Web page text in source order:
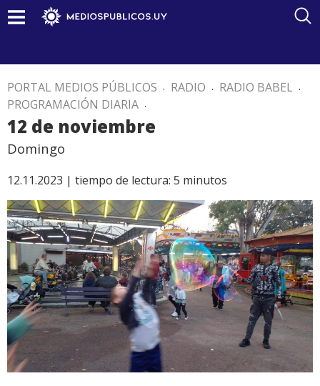
PORTAL MEDIOS PÚBLICOS . RADIO . RADIO BABEL .
PROGRAMACIÓN DIARIA .
12 de noviembre
Domingo
12.11.2023 | tiempo de lectura: 5 minutos